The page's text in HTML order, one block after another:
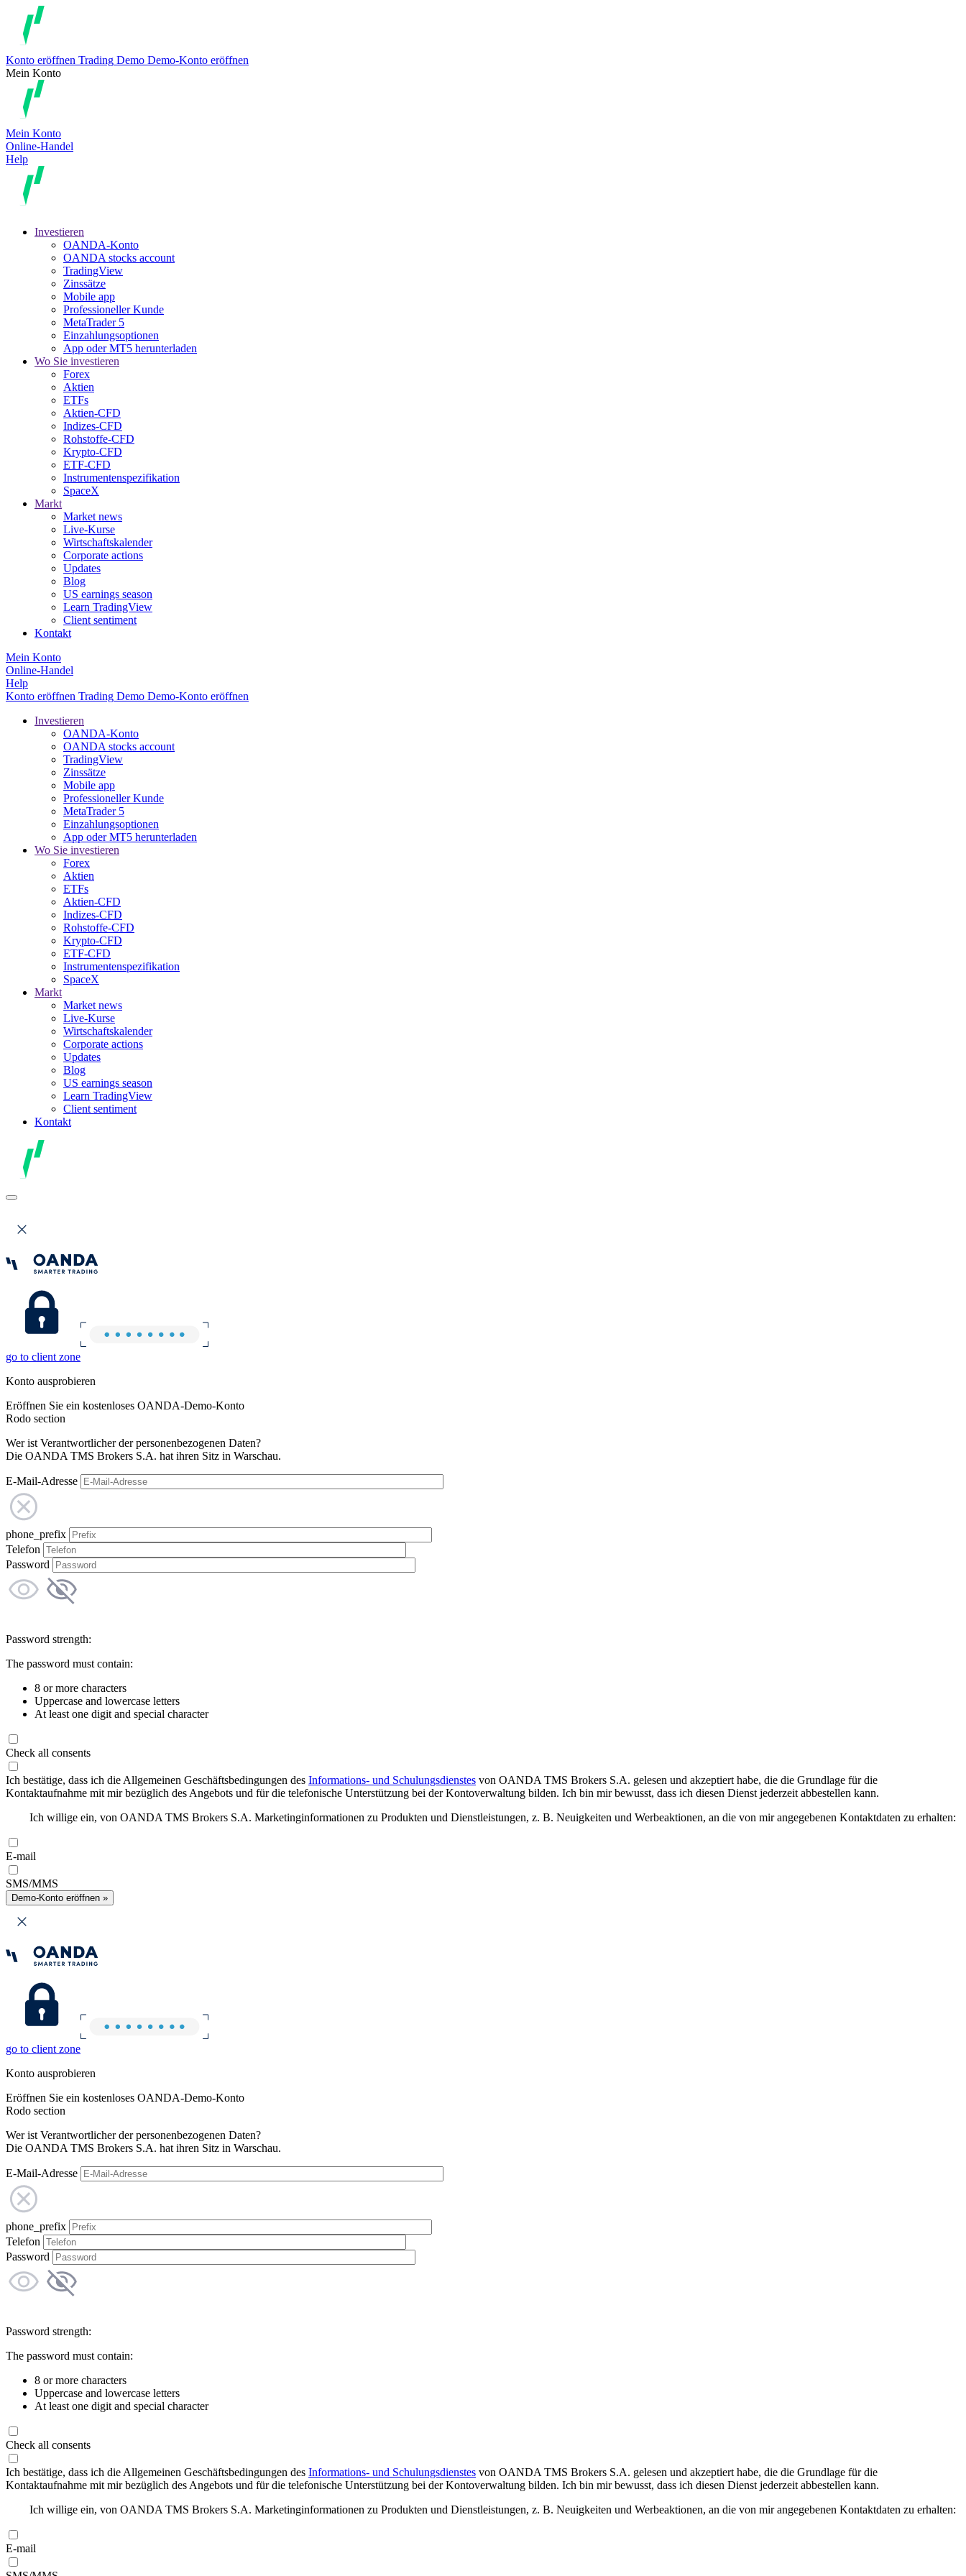
Konto eröffnen Trading Demo Demo-Konto eröffnen
Mein Konto
Mein Konto
Online-Handel
Help
Investieren
OANDA-Konto
OANDA stocks account
TradingView
Zinssätze
Mobile app
Professioneller Kunde
MetaTrader 5
Einzahlungsoptionen
App oder MT5 herunterladen
Wo Sie investieren
Forex
Aktien
ETFs
Aktien-CFD
Indizes-CFD
Rohstoffe-CFD
Krypto-CFD
ETF-CFD
Instrumentenspezifikation
SpaceX
Markt
Market news
Live-Kurse
Wirtschaftskalender
Corporate actions
Updates
Blog
US earnings season
Learn TradingView
Client sentiment
Kontakt
Mein Konto
Online-Handel
Help
Konto eröffnen Trading Demo Demo-Konto eröffnen
Investieren
OANDA-Konto
OANDA stocks account
TradingView
Zinssätze
Mobile app
Professioneller Kunde
MetaTrader 5
Einzahlungsoptionen
App oder MT5 herunterladen
Wo Sie investieren
Forex
Aktien
ETFs
Aktien-CFD
Indizes-CFD
Rohstoffe-CFD
Krypto-CFD
ETF-CFD
Instrumentenspezifikation
SpaceX
Markt
Market news
Live-Kurse
Wirtschaftskalender
Corporate actions
Updates
Blog
US earnings season
Learn TradingView
Client sentiment
Kontakt
go to client zone
Konto ausprobieren
Eröffnen Sie ein kostenloses OANDA-Demo-Konto
Rodo section
Wer ist Verantwortlicher der personenbezogenen Daten?
Die OANDA TMS Brokers S.A. hat ihren Sitz in Warschau.
E-Mail-Adresse
phone_prefix
Telefon
Password
Password strength:
The password must contain:
8 or more characters
Uppercase and lowercase letters
At least one digit and special character
Check all consents
Ich bestätige, dass ich die Allgemeinen Geschäftsbedingungen des Informations- und Schulungsdienstes von OANDA TMS Brokers S.A. gelesen und akzeptiert habe, die die Grundlage für die
Kontaktaufnahme mit mir bezüglich des Angebots und für die telefonische Unterstützung bei der Kontoverwaltung bilden. Ich bin mir bewusst, dass ich diesen Dienst jederzeit abbestellen kann.
Ich willige ein, von OANDA TMS Brokers S.A. Marketinginformationen zu Produkten und Dienstleistungen, z. B. Neuigkeiten und Werbeaktionen, an die von mir angegebenen Kontaktdaten zu erhalten:
E-mail
SMS/MMS
Demo-Konto eröffnen »
go to client zone
Konto ausprobieren
Eröffnen Sie ein kostenloses OANDA-Demo-Konto
Rodo section
Wer ist Verantwortlicher der personenbezogenen Daten?
Die OANDA TMS Brokers S.A. hat ihren Sitz in Warschau.
E-Mail-Adresse
phone_prefix
Telefon
Password
Password strength:
The password must contain:
8 or more characters
Uppercase and lowercase letters
At least one digit and special character
Check all consents
Ich bestätige, dass ich die Allgemeinen Geschäftsbedingungen des Informations- und Schulungsdienstes von OANDA TMS Brokers S.A. gelesen und akzeptiert habe, die die Grundlage für die
Kontaktaufnahme mit mir bezüglich des Angebots und für die telefonische Unterstützung bei der Kontoverwaltung bilden. Ich bin mir bewusst, dass ich diesen Dienst jederzeit abbestellen kann.
Ich willige ein, von OANDA TMS Brokers S.A. Marketinginformationen zu Produkten und Dienstleistungen, z. B. Neuigkeiten und Werbeaktionen, an die von mir angegebenen Kontaktdaten zu erhalten:
E-mail